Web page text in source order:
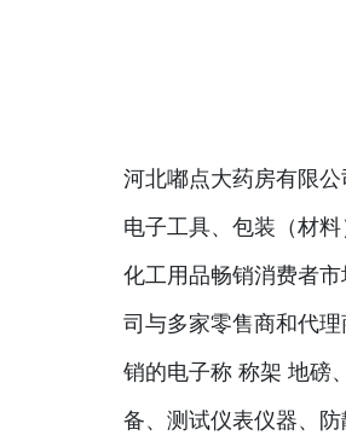
河北嘟点大药房有限
电子工具、包装（材
化工用品畅销消费者
司与多家零售商和代
销的电子称 称架 地磅
备、测试仪表仪器、防